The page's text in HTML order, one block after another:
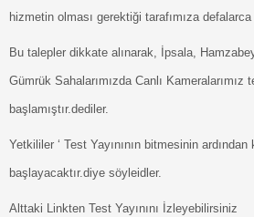
hizmetin olması gerektiği tarafımıza
Bu talepler dikkate alınarak, İpsala,
Gümrük Sahalarımızda Canlı Kameralarımız
başlamıştır.dediler.
Yetkililer ‘ Test Yayınının bitmesinin ardından
başlayacaktır.diye söyleidler.
Alttaki Linkten Test Yayınını İzleyebilirsiniz